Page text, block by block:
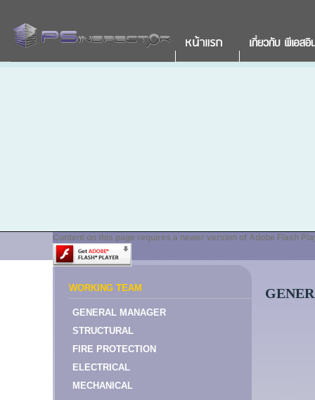
Content on this page requires a newer version of Adobe Flash
WORKING TEAM
GENERAL MANAGER
STRUCTURAL
FIRE PROTECTION
ELECTRICAL
MECHANICAL